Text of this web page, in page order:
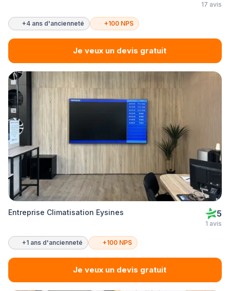
17 avis
+4 ans d'ancienneté +100 NPS
Je veux un devis gratuit
Entreprise Climatisation Eysines 5
1 avis
+1 ans d'ancienneté +100 NPS
Je veux un devis gratuit